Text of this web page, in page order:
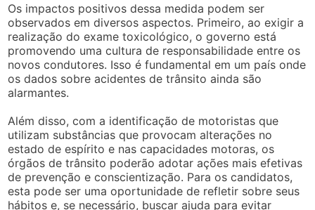
Os impactos positivos dessa medida podem ser
observados em diversos aspectos. Primeiro, ao exigir a
realização do exame toxicológico, o governo está
promovendo uma cultura de responsabilidade entre os
novos condutores. Isso é fundamental em um país onde
os dados sobre acidentes de trânsito ainda são
alarmantes.
Além disso, com a identificação de motoristas que
utilizam substâncias que provocam alterações no
estado de espírito e nas capacidades motoras, os
órgãos de trânsito poderão adotar ações mais efetivas
de prevenção e conscientização. Para os candidatos,
esta pode ser uma oportunidade de refletir sobre seus
hábitos e, se necessário, buscar ajuda para evitar